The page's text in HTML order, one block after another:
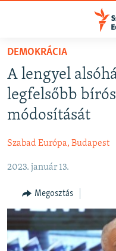
Akadálymentes
Ugrás
fő
oldalra
Ugrás
tartalomjegyzékre
NAPIRENDEN
AKTUÁLIS
PODCASTOK
ELEMZŐ
NER15
SZABADON
TÁRSADALOM
DEMOKRÁCIA
DEMOKRÁCIA
A lengyel
legfelsőbb
módosítását
Szabad Európa, Budapest
2023. január 13.
Megosztás